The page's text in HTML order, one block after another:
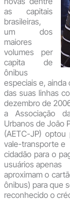
as capitais
brasileiras,
um dos
maiores
volumes per
capita de
ônibus
especiais e, ainda
das suas linhas
dezembro de
a Associação
Urbanos de João
(AETC-JP) optou
vale-transporte e
cidadão para o
usuários apenas
aproximam o
ônibus) para que
reconhecido o